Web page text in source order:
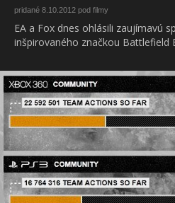
pridané 8.10.2012 pod filmy
EA a Fox dnes ohlásili zaujímavú
inšpirovaného značkou Battlefield